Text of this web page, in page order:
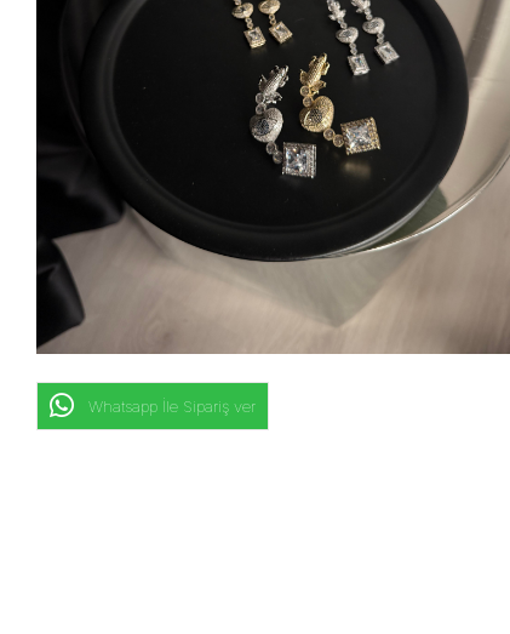
Whatsapp İle Sipariş ver